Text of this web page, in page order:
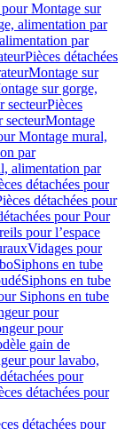
pour Montage sur
alimentation par
par
Pièces détachées
Montage sur
sur gorge,
secteurPièces
secteurMontage
Montage mural,
par
alimentation par
détachées pour
détachées pour
pour Pour
pour l’espace
Vidages pour
Siphons en tube
Siphons en tube
Siphons en tube
pour
pour
gain de
pour lavabo,
pour
détachées pour
détachées pour